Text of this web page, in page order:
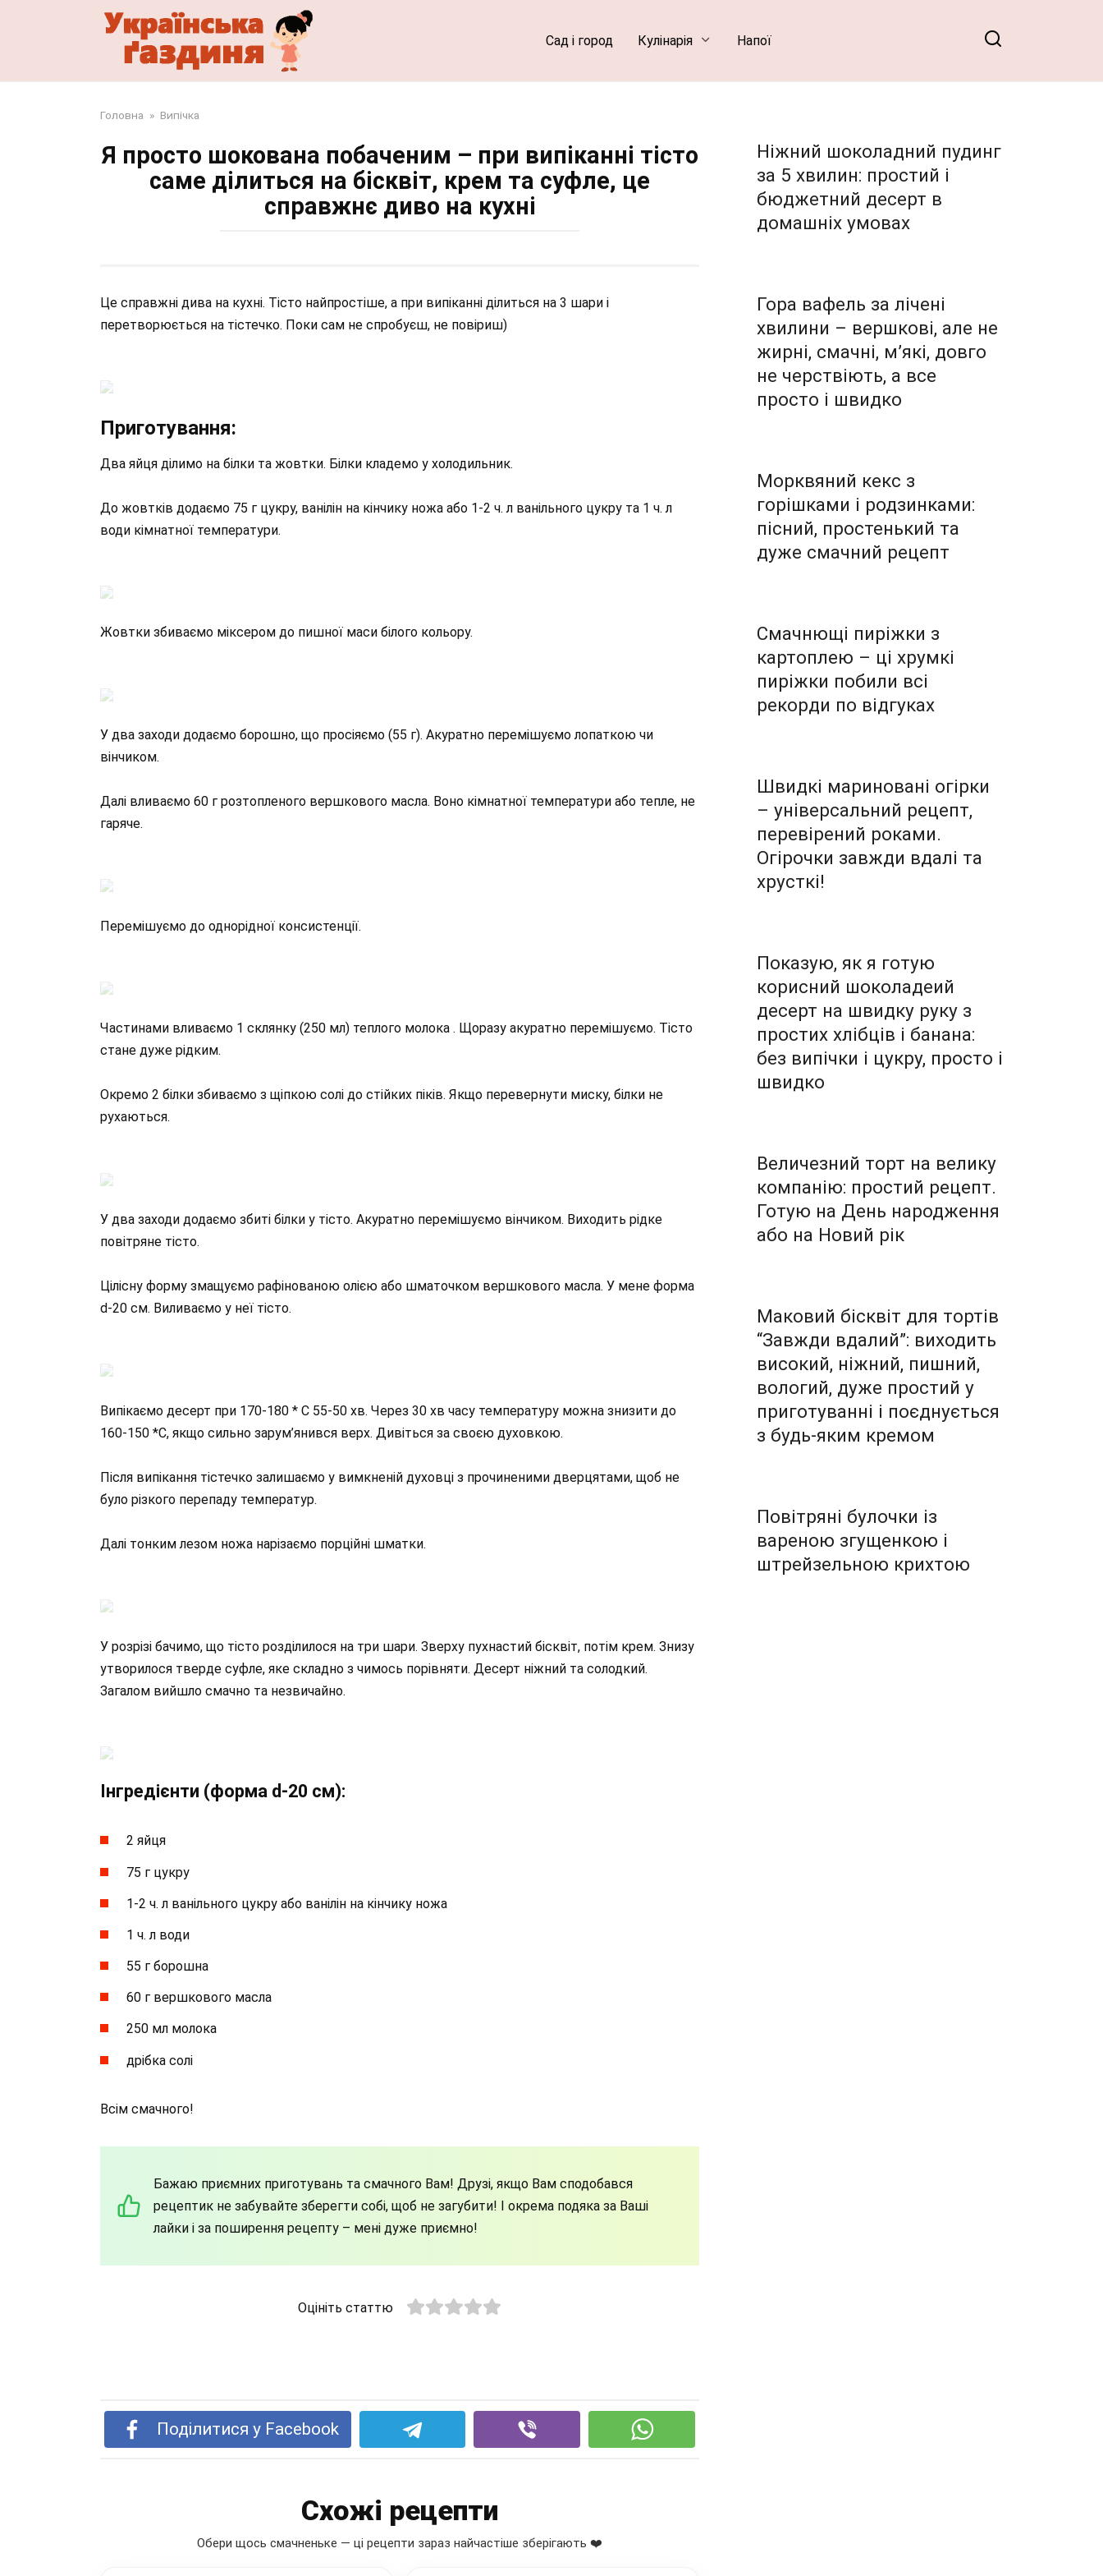
Сад і город Кулінарія Напої
Головна » Випічка
Я просто шокована побаченим – при випіканні тісто
саме ділиться на бісквіт, крем та суфле, це
справжнє диво на кухні
Це справжні дива на кухні. Тісто найпростіше, а при випіканні ділиться на 3 шари і
перетворюється на тістечко. Поки сам не спробуєш, не повіриш)
Приготування:
Два яйця ділимо на білки та жовтки. Білки кладемо у холодильник.
До жовтків додаємо 75 г цукру, ванілін на кінчику ножа або 1-2 ч. л ванільного цукру та 1 ч. л
води кімнатної температури.
Жовтки збиваємо міксером до пишної маси білого кольору.
У два заходи додаємо борошно, що просіяємо (55 г). Акуратно перемішуємо лопаткою чи
вінчиком.
Далі вливаємо 60 г розтопленого вершкового масла. Воно кімнатної температури або тепле, не
гаряче.
Перемішуємо до однорідної консистенції.
Частинами вливаємо 1 склянку (250 мл) теплого молока . Щоразу акуратно перемішуємо. Тісто
стане дуже рідким.
Окремо 2 білки збиваємо з щіпкою солі до стійких піків. Якщо перевернути миску, білки не
рухаються.
У два заходи додаємо збиті білки у тісто. Акуратно перемішуємо вінчиком. Виходить рідке
повітряне тісто.
Цілісну форму змащуємо рафінованою олією або шматочком вершкового масла. У мене форма
d-20 см. Виливаємо у неї тісто.
Випікаємо десерт при 170-180 * С 55-50 хв. Через 30 хв часу температуру можна знизити до
160-150 *С, якщо сильно зарум’янився верх. Дивіться за своєю духовкою.
Після випікання тістечко залишаємо у вимкненій духовці з прочиненими дверцятами, щоб не
було різкого перепаду температур.
Далі тонким лезом ножа нарізаємо порційні шматки.
У розрізі бачимо, що тісто розділилося на три шари. Зверху пухнастий бісквіт, потім крем. Знизу
утворилося тверде суфле, яке складно з чимось порівняти. Десерт ніжний та солодкий.
Загалом вийшло смачно та незвичайно.
Інгредієнти (форма d-20 см):
2 яйця
75 г цукру
1-2 ч. л ванільного цукру або ванілін на кінчику ножа
1 ч. л води
55 г борошна
60 г вершкового масла
250 мл молока
дрібка солі
Всім смачного!
Бажаю приємних приготувань та смачного Вам! Друзі, якщо Вам сподобався
рецептик не забувайте зберегти собі, щоб не загубити! І окрема подяка за Ваші
лайки і за поширення рецепту – мені дуже приємно!
Оцініть статтю
Поділитися у Facebook
Схожі рецепти
Обери щось смачненьке — ці рецепти зараз найчастіше зберігають ❤️
Ніжний шоколадний пудинг
за 5 хвилин: простий і
бюджетний десерт в
домашніх умовах
Гора вафель за лічені
хвилини – вершкові, але не
жирні, смачні, м’які, довго
не черствіють, а все
просто і швидко
Морквяний кекс з
горішками і родзинками:
пісний, простенький та
дуже смачний рецепт
Смачнющі пиріжки з
картоплею – ці хрумкі
пиріжки побили всі
рекорди по відгуках
Швидкі мариновані огірки
– універсальний рецепт,
перевірений роками.
Огірочки завжди вдалі та
хрусткі!
Показую, як я готую
корисний шоколадеий
десерт на швидку руку з
простих хлібців і банана:
без випічки і цукру, просто і
швидко
Величезний торт на велику
компанію: простий рецепт.
Готую на День народження
або на Новий рік
Маковий бісквіт для тортів
“Завжди вдалий”: виходить
високий, ніжний, пишний,
вологий, дуже простий у
приготуванні і поєднується
з будь-яким кремом
Повітряні булочки із
вареною згущенкою і
штрейзельною крихтою